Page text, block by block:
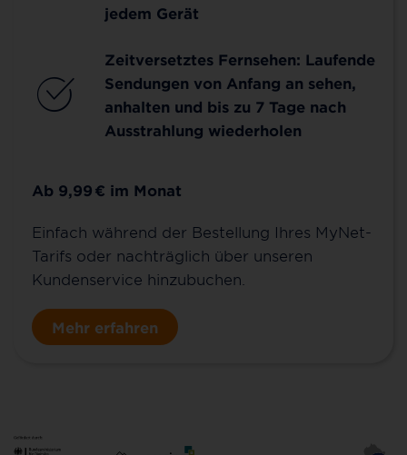
jedem Gerät
Zeitversetztes Fernsehen: Laufende
Sendungen von Anfang an sehen,
anhalten und bis zu 7 Tage nach
Ausstrahlung wiederholen
Ab 9,99 € im Monat
Einfach während der Bestellung Ihres MyNet-
Tarifs oder nachträglich über unseren
Kundenservice hinzubuchen.
Mehr erfahren